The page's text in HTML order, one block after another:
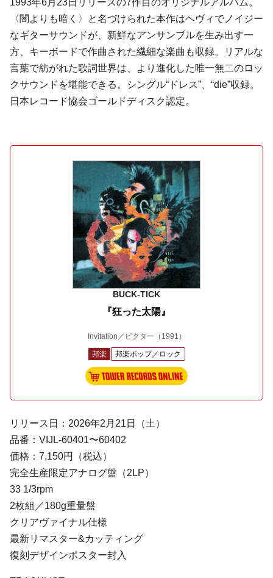
1993年6月23日リリースの7作目のオリジナルアルバム。
〈闇よりも暗く〉と名づけられた本作はヘヴィでノイジー
なギターサウンドが、新鮮なアンサンブルを生み出す一
方、キーボードで作曲された繊細な楽曲も収録。リアルな
言葉で紡がれた歌詞世界は、より進化した唯一無二のロッ
クサウンドを堪能できる。シングル“ドレス”、“die”収録。
日本レコード協会ゴールドディスク認定。
BUCK-TICK
『狂った太陽』
Invitation／ビクター （1991）
邦楽 邦楽ポップ／ロック
リリース日：2026年2月21日（土）
品番：VIJL-60401〜60402
価格：7,150円（税込）
完全生産限定アナログ盤（2LP）
33 1/3rpm
2枚組／180g重量盤
クリアヴァイナル仕様
最新リマスター&カッティング
復刻デザインポスター封入